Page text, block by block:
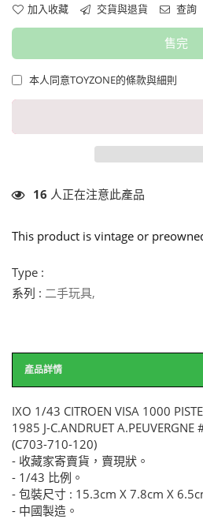
加入收藏 交貨與退貨 查詢
售完
本人同意TOYZONE的條款與細則
16 人正在注意此產品
This product is vintage or
Type :
系列 : 二手玩具,
產品詳情
IXO 1/43 CITROEN VISA 1000
1985 J-C.ANDRUET
(C703-710-120)
- 收藏家寄賣貨，賣現狀。
- 1/43 比例。
- 包裝尺寸 : 15.3cm X 7.8cm X
- 中國製造。